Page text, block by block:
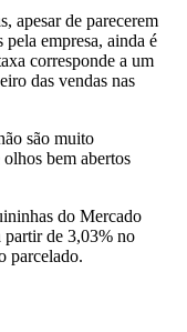
apesar de parecerem
empresa, ainda é
corresponde a um
das vendas nas
são muito
bem abertos
do Mercado
partir de 3,03% no
parcelado.